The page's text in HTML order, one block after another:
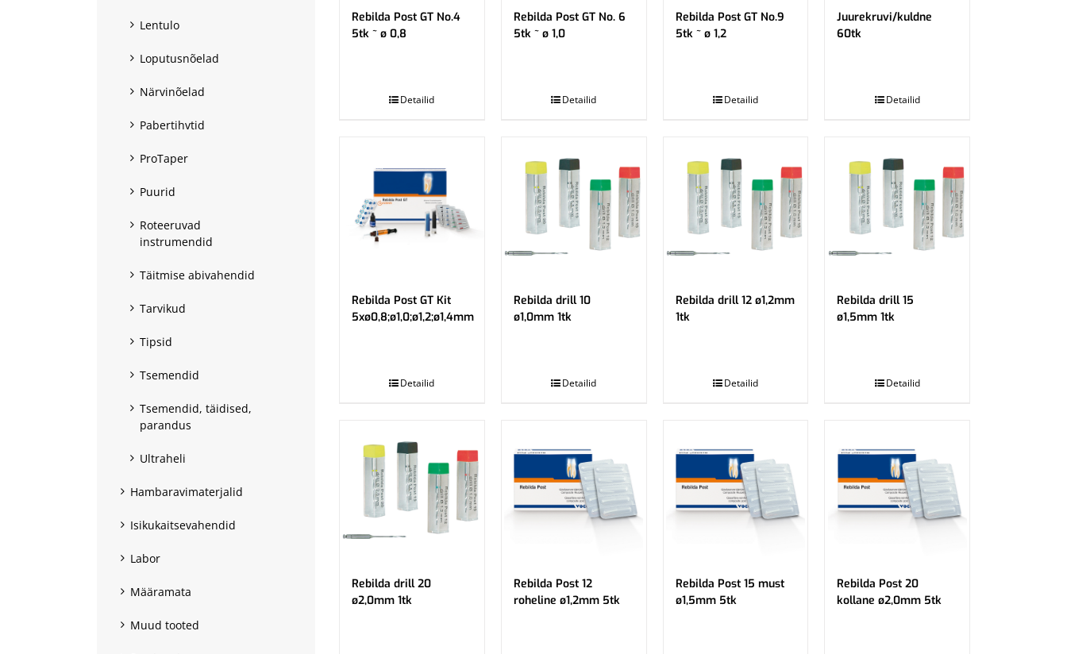
Lentulo
Loputusnõelad
Närvinõelad
Pabertihvtid
ProTaper
Puurid
Roteeruvad
instrumendid
Täitmise abivahendid
Tarvikud
Tipsid
Tsemendid
Tsemendid, täidised,
parandus
Ultraheli
Hambaravimaterjalid
Isikukaitsevahendid
Labor
Määramata
Muud tooted
Rebilda Post GT No.4
5tk ~ ø 0,8
Detailid
Rebilda Post GT No. 6
5tk ~ ø 1,0
Detailid
Rebilda Post GT No.9
5tk ~ ø 1,2
Detailid
Juurekruvi/kuldne
60tk
Detailid
Rebilda Post GT Kit
5xø0,8;ø1,0;ø1,2;ø1,4mm
Detailid
Rebilda drill 10
ø1,0mm 1tk
Detailid
Rebilda drill 12 ø1,2mm
1tk
Detailid
Rebilda drill 15
ø1,5mm 1tk
Detailid
Rebilda drill 20
ø2,0mm 1tk
Rebilda Post 12
roheline ø1,2mm 5tk
Rebilda Post 15 must
ø1,5mm 5tk
Rebilda Post 20
kollane ø2,0mm 5tk